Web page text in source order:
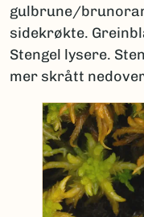
gulbrune/
sidekrøkte.
Stengel lysere.
mer skrått